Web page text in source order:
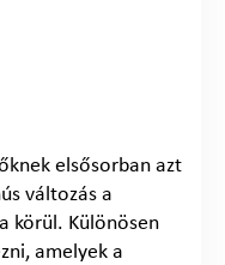
elsősorban azt
változás a
körül. Különösen
amelyek a